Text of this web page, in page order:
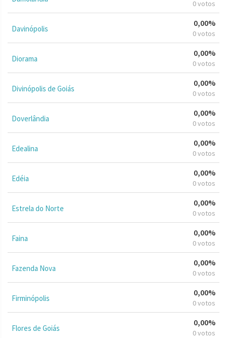
0 votos
Davinópolis
0,00%
0 votos
Diorama
0,00%
0 votos
Divinópolis de Goiás
0,00%
0 votos
Doverlândia
0,00%
0 votos
Edealina
0,00%
0 votos
Edéia
0,00%
0 votos
Estrela do Norte
0,00%
0 votos
Faina
0,00%
0 votos
Fazenda Nova
0,00%
0 votos
Firminópolis
0,00%
0 votos
Flores de Goiás
0,00%
0 votos